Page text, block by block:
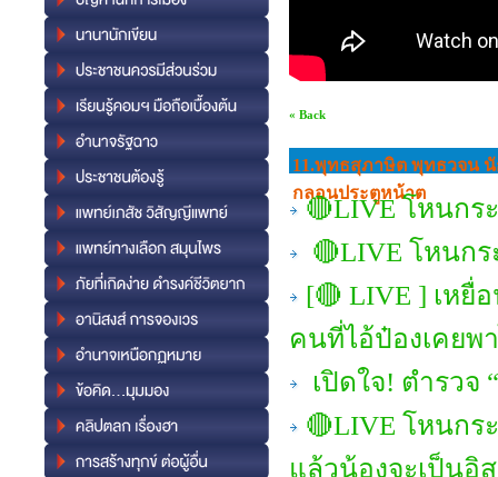
« Back
11.พุทธสุภาษิต พุทธวจน
กลอนประตูหน้าต
🔴LIVE โหนกร
🔴LIVE โหนก
[🔴 LIVE ] เห
คนที่ไอ้ป๋องเคยพ
เปิดใจ! ตำรวจ
🔴LIVE โหนก
แล้วน้องจะเป็นอิ